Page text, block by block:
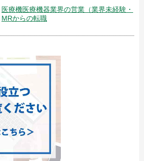
医療機医療機器業界の営業（業界未経験・
MRからの転職